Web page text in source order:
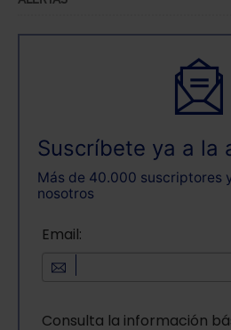
Suscríbete ya a la
Más de 40.000 suscriptores
nosotros
Email:
Consulta la información